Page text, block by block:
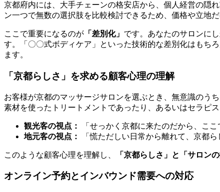
京都府内には、大手チェーンの格安店から、個人経営の隠
ン一つで無数の選択肢を比較検討できるため、価格や立地
ここで重要になるのが 「差別化」 です。あなたのサロンに
す。「〇〇式ボディケア」といった技術的な差別化はもち
ます。
「京都らしさ」を求める顧客心理の理解
お客様が京都のマッサージサロンを選ぶとき、無意識のうち
素材を使ったトリートメントであったり、あるいはセラピ
観光客の視点：
「せっかく京都に来たのだから、こ
地元客の視点：
「慌ただしい日常から離れて、京都
このような顧客心理を理解し、 「京都らしさ」と「サロン
オンライン予約とインバウンド需要への対応